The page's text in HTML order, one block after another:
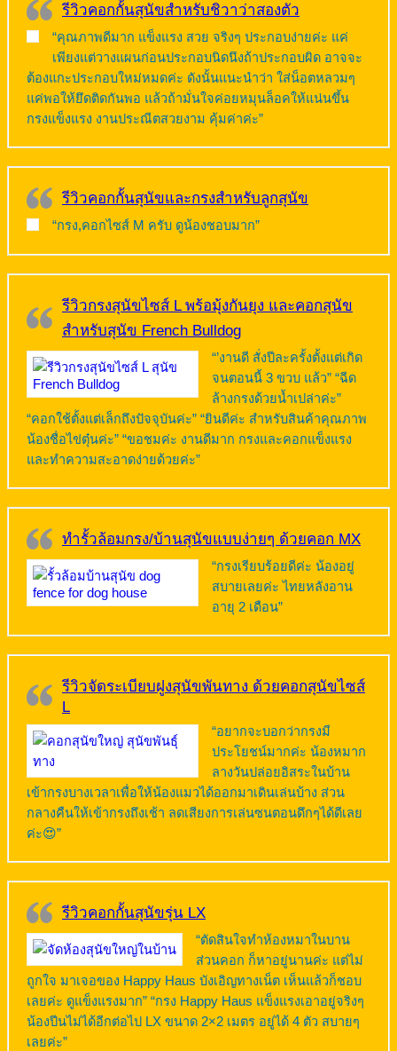
รีวิวคอกกั้นสุนัขสำหรับชิวาว่าสองตัว
“คุณภาพดีมาก แข็งแรง สวย จริงๆ ประกอบง่ายค่ะ แค่
เพียงแต่วางแผนก่อนประกอบนิดนึงถ้าประกอบผิด อาจจะ
ต้องแกะประกอบใหม่หมดค่ะ ดังนั้นแนะนำว่า ใส่น็อตหลวมๆ
แค่พอให้ยึดติดกันพอ แล้วถ้ามั่นใจค่อยหมุนล็อคให้แน่นขึ้น
กรงแข็งแรง งานประณีตสวยงาม คุ้มค่าค่ะ”
รีวิวคอกกั้นสุนัขและกรงสำหรับลูกสุนัข
“กรง,คอกไซส์ M ครับ ดูน้องชอบมาก”
รีวิวกรงสุนัขไซส์ L พร้อมุ้งกันยุง และคอกสุนัข
สำหรับสุนัข French Bulldog
“’งานดี สั่งปีละครั้งตั้งแต่เกิด
จนตอนนี้ 3 ขวบ แล้ว” “ฉีด
ล้างกรงด้วยน้ำเปล่าค่ะ”
“คอกใช้ตั้งแต่เล็กถึงปัจจุบันค่ะ” “ยินดีค่ะ สำหรับสินค้าคุณภาพ
น้องชื่อไข่ตุ๋นค่ะ” “ขอชมค่ะ งานดีมาก กรงและคอกแข็งแรง
และทำความสะอาดง่ายด้วยค่ะ”
ทำรั้วล้อมกรง/บ้านสุนัขแบบง่ายๆ ด้วยคอก MX
“กรงเรียบร้อยดีค่ะ น้องอยู่
สบายเลยค่ะ ไทยหลังอาน
อายุ 2 เดือน”
รีวิวจัดระเบียบฝูงสุนัขพันทาง ด้วยคอกสุนัขไซส์
L
“อยากจะบอกว่ากรงมี
ประโยชน์มากค่ะ น้องหมาก
ลางวันปล่อยอิสระในบ้าน
เข้ากรงบางเวลาเพื่อให้น้องแมวได้ออกมาเดินเล่นบ้าง ส่วน
กลางคืนให้เข้ากรงถึงเช้า ลดเสียงการเล่นซนตอนดึกๆได้ดีเลย
ค่ะ😍”
รีวิวคอกกั้นสุนัขรุ่น LX
“ตัดสินใจทำห้องหมาในบาน
ส่วนคอก ก็หาอยู่นานค่ะ แต่ไม่
ถูกใจ มาเจอของ Happy Haus บังเอิญทางเน็ต เห็นแล้วก็ชอบ
เลยค่ะ ดูแข็งแรงมาก” “กรง Happy Haus แข็งแรงเอาอยู่จริงๆ
น้องปีนไม่ได้อีกต่อไป LX ขนาด 2×2 เมตร อยู่ได้ 4 ตัว สบายๆ
เลยค่ะ”